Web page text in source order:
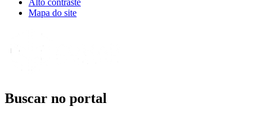
Mapa do site
Buscar no portal